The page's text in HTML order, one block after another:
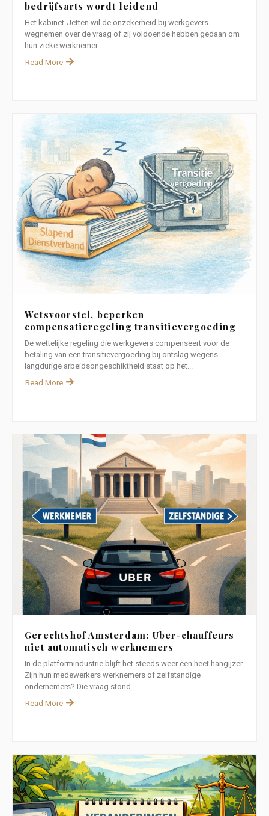
bedrijfsarts wordt leidend
Het kabinet-Jetten wil de onzekerheid bij werkgevers
wegnemen over de vraag of zij voldoende hebben gedaan om
hun zieke werknemer...
Read More
Wetsvoorstel, beperken
compensatieregeling transitievergoeding
De wettelijke regeling die werkgevers compenseert voor de
betaling van een transitievergoeding bij ontslag wegens
langdurige arbeidsongeschiktheid staat op het...
Read More
Gerechtshof Amsterdam: Uber-chauffeurs
niet automatisch werknemers
In de platformindustrie blijft het steeds weer een heet hangijzer.
Zijn hun medewerkers werknemers of zelfstandige
ondernemers? Die vraag stond...
Read More